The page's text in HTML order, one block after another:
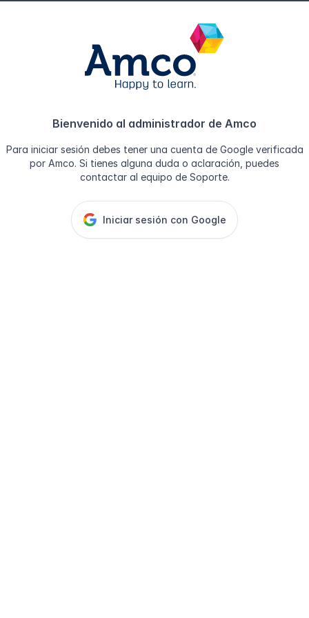
Bienvenido al administrador de Amco
Para iniciar sesión debes tener una cuenta de Google verificada
por Amco. Si tienes alguna duda o aclaración, puedes
contactar al equipo de Soporte.
Iniciar sesión con Google